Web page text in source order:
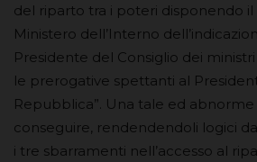
del riparto tra i poteri disponendo
Ministero dell’Interno
Presidente del Consiglio dei
le prerogative spettanti al
Repubblica”. Una tale ed abnorme
conseguire, rendendendoli logici
i tre sbarramenti nell’accesso al